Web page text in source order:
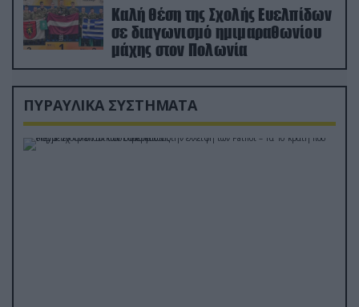
Καλή θέση της Σχολής Ευελπίδων
σε διαγωνισμό ημιμαραθωνίου
μάχης στον Πολωνία
ΠΥΡΑΥΛΙΚΑ ΣΥΣΤΗΜΑΤΑ